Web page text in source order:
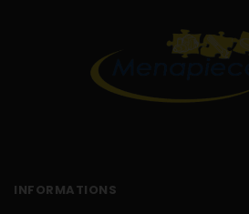
INFORMATIONS